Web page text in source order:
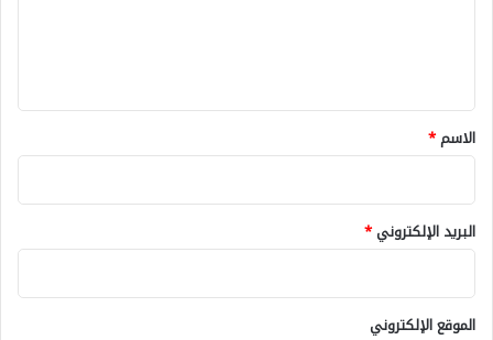
*
الاسم*
البريد الإلكتروني*
الموقع الإلكتروني